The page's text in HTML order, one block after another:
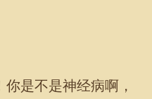
是不是神经病啊，